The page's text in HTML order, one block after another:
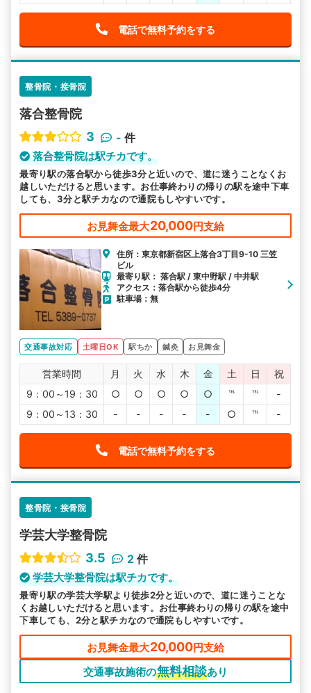
電話で無料予約をする
整骨院・接骨院
落合整骨院
3
- 件
落合整骨院は駅チカです。
最寄り駅の落合駅から徒歩3分と近いので、道に迷うことなくお
越しいただけると思います。お仕事終わりの帰りの駅を途中下車
しても、3分と駅チカなので通院もしやすいです。
お見舞金最大20,000円支給
住所：東京都新宿区上落合3丁目9-10 三笠
ビル
最寄り駅： 落合駅 / 東中野駅 / 中井駅
アクセス：落合駅から徒歩4分
駐車場：無
交通事故対応 土曜日OK 駅ちか 鍼灸 お見舞金
営業時間 月 火 水 木 金 土 日
祝
9：00～19：30
○ ○ ○ ○ ○ ℡ ℡
-
9：00～13：30
- - - - - ○ ℡ -
電話で無料予約をする
整骨院・接骨院
学芸大学整骨院
3.5
2 件
学芸大学整骨院は駅チカです。
最寄り駅の学芸大学駅より徒歩2分と近いので、道に迷うことな
くお越しいただけると思います。お仕事終わりの帰りの駅を途中
下車しても、2分と駅チカなので通院もしやすいです。
お見舞金最大20,000円支給
交通事故施術の無料相談あり